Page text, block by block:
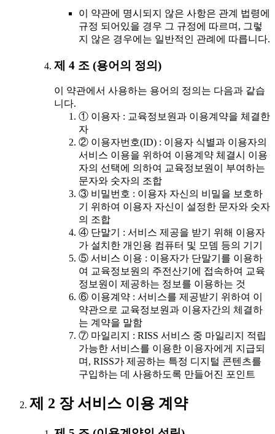
이 약관에 명시되지 않은 사항은 관계 법령에
규정 되어있을 경우 그 규정에 따르며, 그렇
지 않은 경우에는 일반적인 관례에 따릅니다.
제 4 조 (용어의 정의)
이 약관에서 사용하는 용어의 정의는 다음과 같습
니다.
① 이용자 : 교육정보원과 이용계약을 체결한
자
② 이용자번호(ID) : 이용자 식별과 이용자의
서비스 이용을 위하여 이용계약 체결시 이용
자의 선택에 의하여 교육정보원이 부여하는
문자와 숫자의 조합
③ 비밀번호 : 이용자 자신의 비밀을 보호하
기 위하여 이용자 자신이 설정한 문자와 숫자
의 조합
④ 단말기 : 서비스 제공을 받기 위해 이용자
가 설치한 개인용 컴퓨터 및 모뎀 등의 기기
⑤ 서비스 이용 : 이용자가 단말기를 이용하
여 교육정보원의 주전산기에 접속하여 교육
정보원이 제공하는 정보를 이용하는 것
⑥ 이용계약 : 서비스를 제공받기 위하여 이
약관으로 교육정보원과 이용자간의 체결하
는 계약을 말함
⑦ 마일리지 : RISS 서비스 중 마일리지 적립
가능한 서비스를 이용한 이용자에게 지급되
며, RISS가 제공하는 특정 디지털 콘텐츠를
구입하는 데 사용하도록 만들어진 포인트
제 2 장 서비스 이용 계약